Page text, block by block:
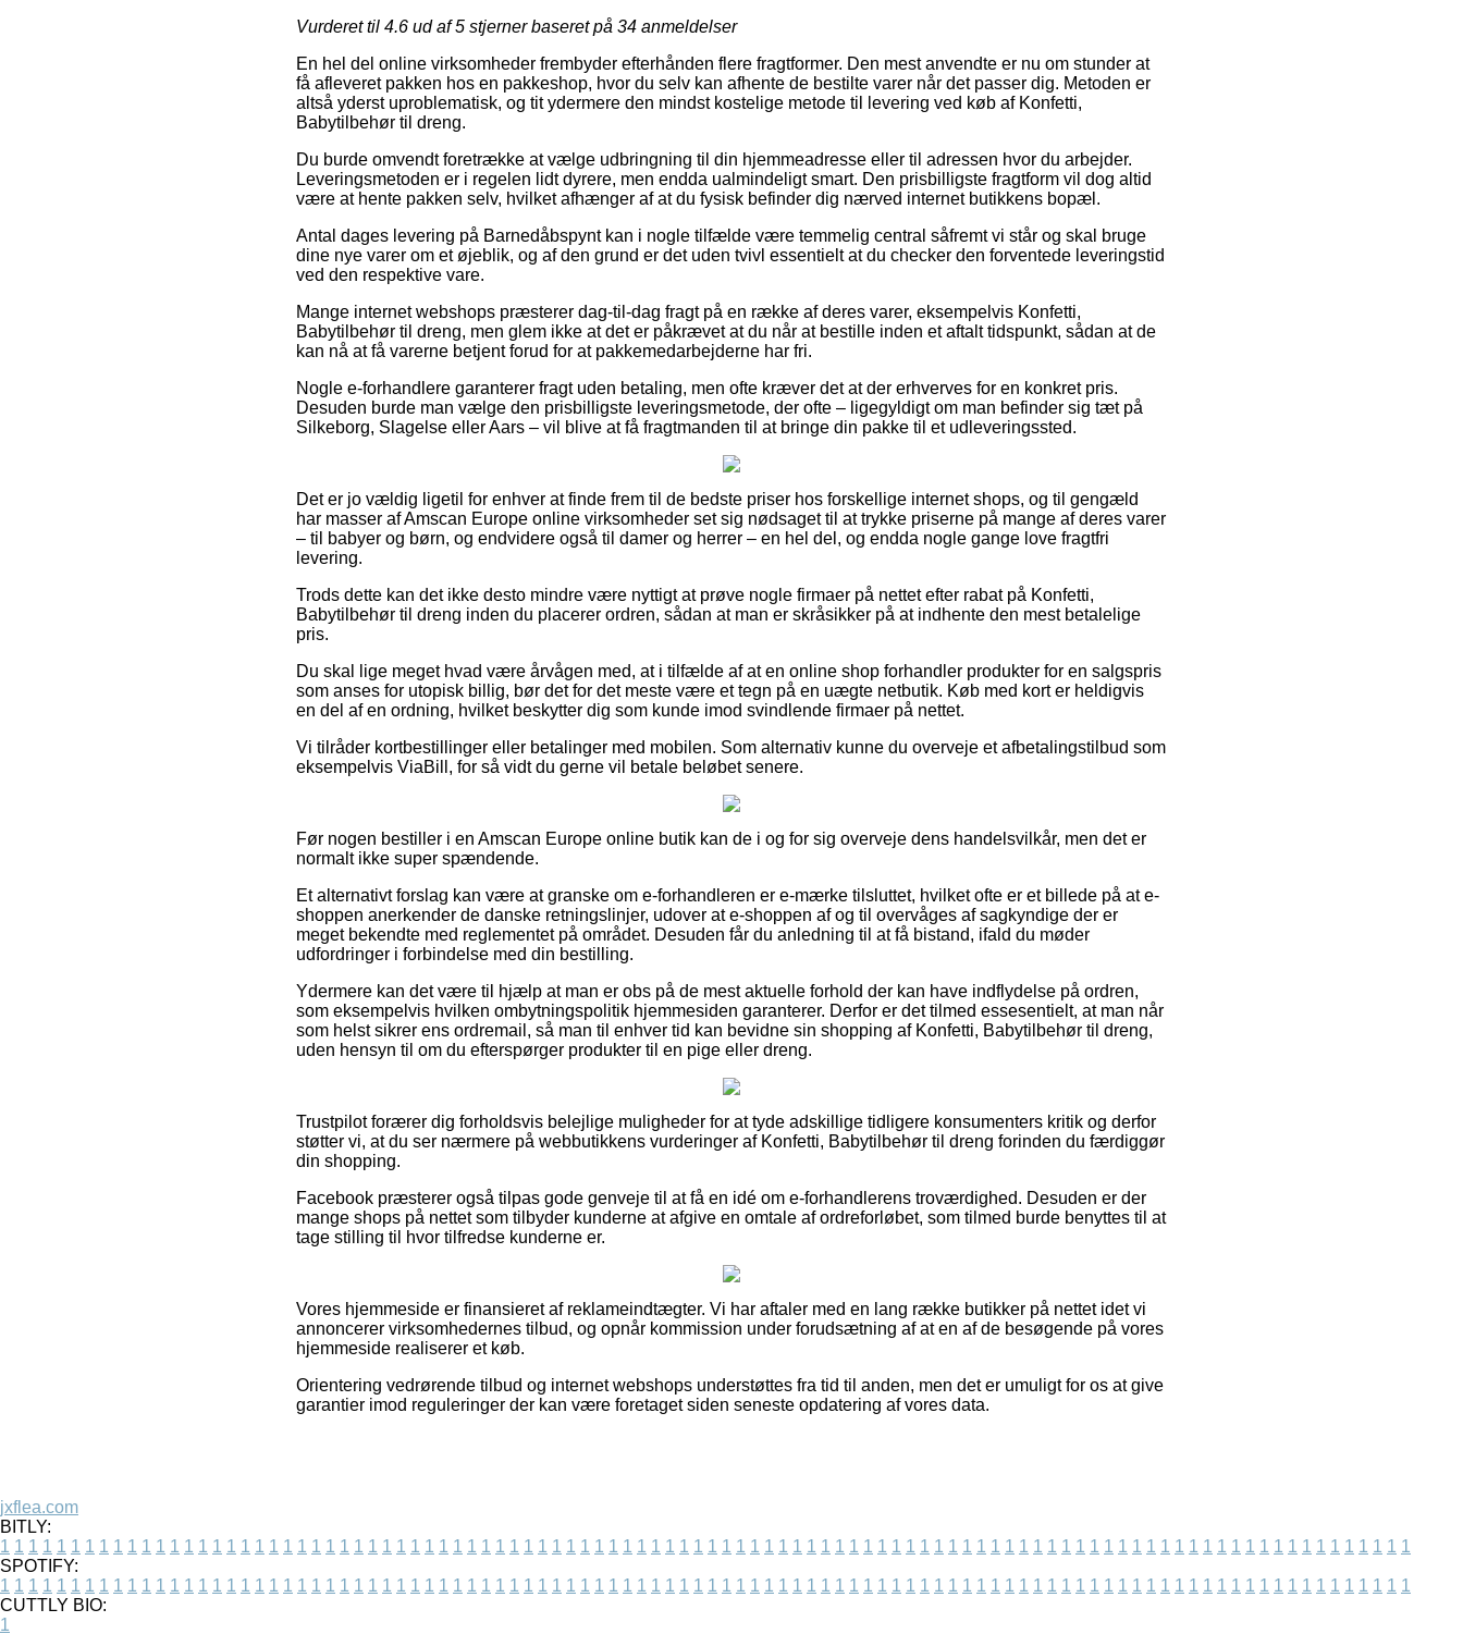
Vurderet til 4.6 ud af 5 stjerner baseret på 34 anmeldelser
En hel del online virksomheder frembyder efterhånden flere fragtformer. Den mest anvendte er nu om stunder at
få afleveret pakken hos en pakkeshop, hvor du selv kan afhente de bestilte varer når det passer dig. Metoden er
altså yderst uproblematisk, og tit ydermere den mindst kostelige metode til levering ved køb af Konfetti,
Babytilbehør til dreng.
Du burde omvendt foretrække at vælge udbringning til din hjemmeadresse eller til adressen hvor du arbejder.
Leveringsmetoden er i regelen lidt dyrere, men endda ualmindeligt smart. Den prisbilligste fragtform vil dog altid
være at hente pakken selv, hvilket afhænger af at du fysisk befinder dig nærved internet butikkens bopæl.
Antal dages levering på Barnedåbspynt kan i nogle tilfælde være temmelig central såfremt vi står og skal bruge
dine nye varer om et øjeblik, og af den grund er det uden tvivl essentielt at du checker den forventede leveringstid
ved den respektive vare.
Mange internet webshops præsterer dag-til-dag fragt på en række af deres varer, eksempelvis Konfetti,
Babytilbehør til dreng, men glem ikke at det er påkrævet at du når at bestille inden et aftalt tidspunkt, sådan at de
kan nå at få varerne betjent forud for at pakkemedarbejderne har fri.
Nogle e-forhandlere garanterer fragt uden betaling, men ofte kræver det at der erhverves for en konkret pris.
Desuden burde man vælge den prisbilligste leveringsmetode, der ofte – ligegyldigt om man befinder sig tæt på
Silkeborg, Slagelse eller Aars – vil blive at få fragtmanden til at bringe din pakke til et udleveringssted.
Det er jo vældig ligetil for enhver at finde frem til de bedste priser hos forskellige internet shops, og til gengæld
har masser af Amscan Europe online virksomheder set sig nødsaget til at trykke priserne på mange af deres varer
– til babyer og børn, og endvidere også til damer og herrer – en hel del, og endda nogle gange love fragtfri
levering.
Trods dette kan det ikke desto mindre være nyttigt at prøve nogle firmaer på nettet efter rabat på Konfetti,
Babytilbehør til dreng inden du placerer ordren, sådan at man er skråsikker på at indhente den mest betalelige
pris.
Du skal lige meget hvad være årvågen med, at i tilfælde af at en online shop forhandler produkter for en salgspris
som anses for utopisk billig, bør det for det meste være et tegn på en uægte netbutik. Køb med kort er heldigvis
en del af en ordning, hvilket beskytter dig som kunde imod svindlende firmaer på nettet.
Vi tilråder kortbestillinger eller betalinger med mobilen. Som alternativ kunne du overveje et afbetalingstilbud som
eksempelvis ViaBill, for så vidt du gerne vil betale beløbet senere.
Før nogen bestiller i en Amscan Europe online butik kan de i og for sig overveje dens handelsvilkår, men det er
normalt ikke super spændende.
Et alternativt forslag kan være at granske om e-forhandleren er e-mærke tilsluttet, hvilket ofte er et billede på at e-
shoppen anerkender de danske retningslinjer, udover at e-shoppen af og til overvåges af sagkyndige der er
meget bekendte med reglementet på området. Desuden får du anledning til at få bistand, ifald du møder
udfordringer i forbindelse med din bestilling.
Ydermere kan det være til hjælp at man er obs på de mest aktuelle forhold der kan have indflydelse på ordren,
som eksempelvis hvilken ombytningspolitik hjemmesiden garanterer. Derfor er det tilmed essesentielt, at man når
som helst sikrer ens ordremail, så man til enhver tid kan bevidne sin shopping af Konfetti, Babytilbehør til dreng,
uden hensyn til om du efterspørger produkter til en pige eller dreng.
Trustpilot forærer dig forholdsvis belejlige muligheder for at tyde adskillige tidligere konsumenters kritik og derfor
støtter vi, at du ser nærmere på webbutikkens vurderinger af Konfetti, Babytilbehør til dreng forinden du færdiggør
din shopping.
Facebook præsterer også tilpas gode genveje til at få en idé om e-forhandlerens troværdighed. Desuden er der
mange shops på nettet som tilbyder kunderne at afgive en omtale af ordreforløbet, som tilmed burde benyttes til at
tage stilling til hvor tilfredse kunderne er.
Vores hjemmeside er finansieret af reklameindtægter. Vi har aftaler med en lang række butikker på nettet idet vi
annoncerer virksomhedernes tilbud, og opnår kommission under forudsætning af at en af de besøgende på vores
hjemmeside realiserer et køb.
Orientering vedrørende tilbud og internet webshops understøttes fra tid til anden, men det er umuligt for os at give
garantier imod reguleringer der kan være foretaget siden seneste opdatering af vores data.
jxflea.com
BITLY:
1 1 1 1 1 1 1 1 1 1 1 1 1 1 1 1 1 1 1 1 1 1 1 1 1 1 1 1 1 1 1 1 1 1 1 1 1 1 1 1 1 1 1 1 1 1 1 1 1 1 1 1 1 1 1 1 1 1 1 1 1 1 1 1 1 1 1 1 1 1 1 1 1 1 1 1 1 1 1 1 1 1 1 1 1 1 1 1 1 1 1 1 1 1 1 1 1 1 1 1
SPOTIFY:
1 1 1 1 1 1 1 1 1 1 1 1 1 1 1 1 1 1 1 1 1 1 1 1 1 1 1 1 1 1 1 1 1 1 1 1 1 1 1 1 1 1 1 1 1 1 1 1 1 1 1 1 1 1 1 1 1 1 1 1 1 1 1 1 1 1 1 1 1 1 1 1 1 1 1 1 1 1 1 1 1 1 1 1 1 1 1 1 1 1 1 1 1 1 1 1 1 1 1 1
CUTTLY BIO:
1